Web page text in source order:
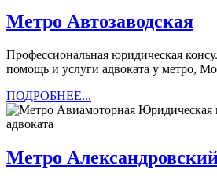
Метро Автозаводская
Профессиональная юридическая консультация, юридическая
помощь и услуги адвоката у метро,
ПОДРОБНЕЕ...
Метро